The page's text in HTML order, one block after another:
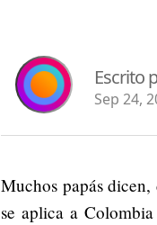
Escrito
Sep 24,
Muchos papás dicen,
se aplica a